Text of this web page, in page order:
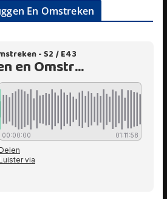
En Omstreken